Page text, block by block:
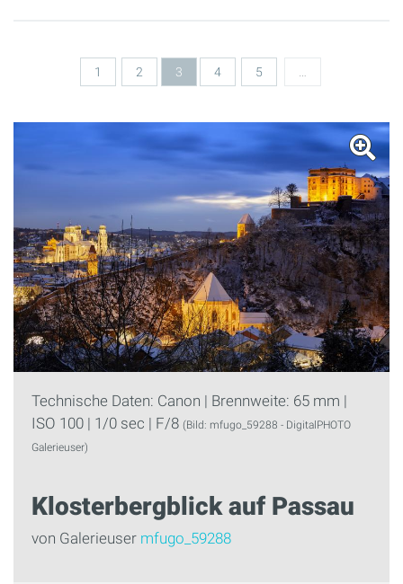
1 2 3 4 5
Technische Daten: Canon | Brennweite: 65 mm |
ISO 100 | 1/0 sec | F/8 (Bild: mfugo_59288 - DigitalPHOTO
Galerieuser)
Klosterbergblick auf Passau
von Galerieuser mfugo_59288